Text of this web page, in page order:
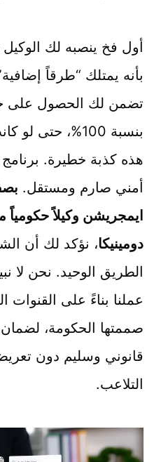
أول فخ ينصبه لك
بأنه يمتلك “طرقاً
تضمن لك الحصول على
بنسبة 100%،
هذه كذبة خطيرة.
أمني صارم ومستقل.
ايمجريشن وكيلاً
دومينيكا، نؤكد لك أن
الطريق الوحيد. نحن لا
عملنا بناءً على القنوات
صممتها الحكومة،
قانوني وسليم دون
التلاعب.